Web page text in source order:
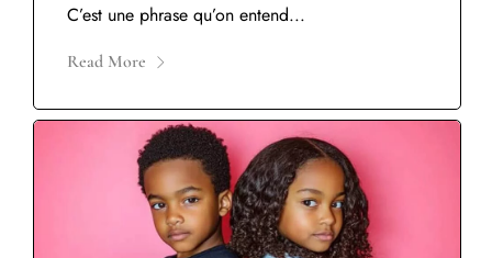
C’est une phrase qu’on entend...
Read More